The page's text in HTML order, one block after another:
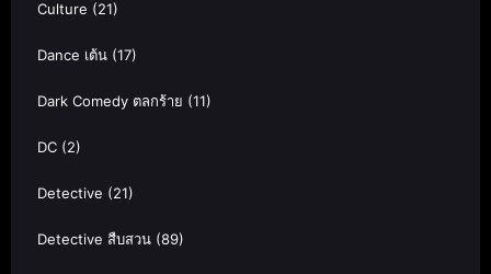
Culture (21)
Dance เต้น (17)
Dark Comedy ตลกร้าย (11)
DC (2)
Detective (21)
Detective สืบสวน (89)